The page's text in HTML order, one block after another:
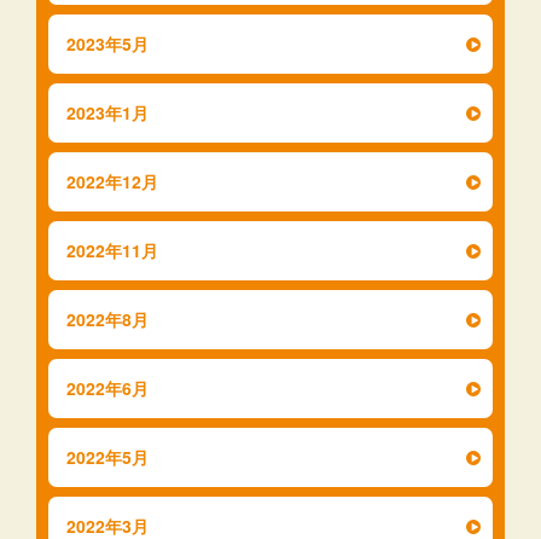
2023年5月
2023年1月
2022年12月
2022年11月
2022年8月
2022年6月
2022年5月
2022年3月